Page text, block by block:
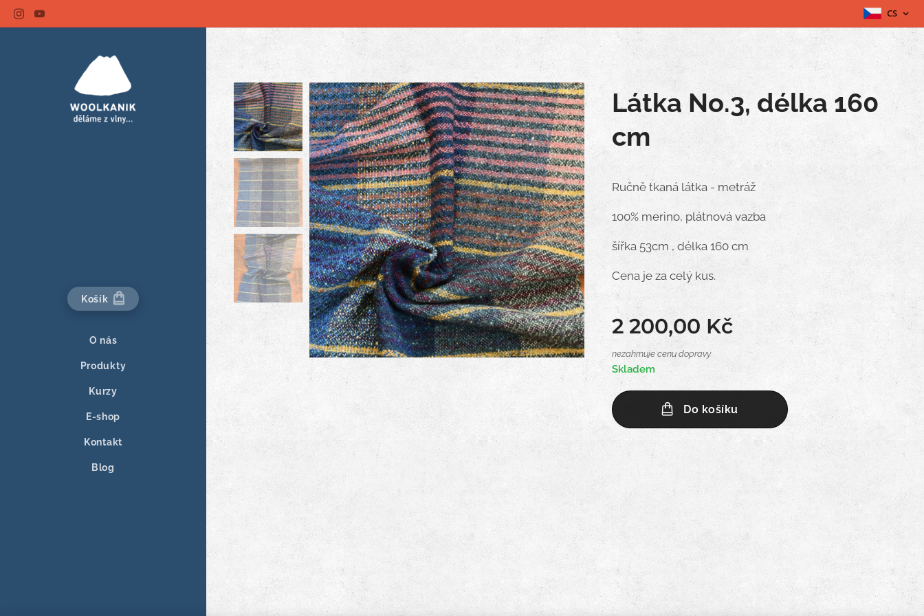
CS
Košík
O nás
Produkty
Kurzy
E-shop
Kontakt
Blog
Látka No.3, délka 160
cm
Ručně tkaná látka - metráž
100% merino, plátnová vazba
šířka 53cm , délka 160 cm
Cena je za celý kus.
2 200,00Kč
nezahrnuje cenu dopravy
Skladem
Do košíku